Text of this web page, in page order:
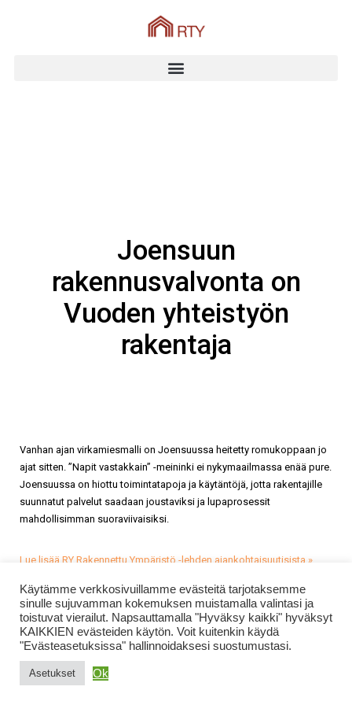
Joensuun
rakennusvalvonta on
Vuoden yhteistyön
rakentaja
Vanhan ajan virkamiesmalli on Joensuussa heitetty romukoppaan jo
ajat sitten. ”Napit vastakkain” -meininki ei nykymaailmassa enää pure.
Joensuussa on hiottu toimintatapoja ja käytäntöjä, jotta rakentajille
suunnatut palvelut saadaan joustaviksi ja lupaprosessit
mahdollisimman suoraviivaisiksi.
Lue lisää RY Rakennettu Ympäristö -lehden ajankohtaisuutisista »
Käytämme verkkosivuillamme evästeitä tarjotaksemme
sinulle sujuvamman kokemuksen muistamalla valintasi ja
toistuvat vierailut. Napsauttamalla "Hyväksy kaikki" hyväksyt
KAIKKIEN evästeiden käytön. Voit kuitenkin käydä
"Evästeasetuksissa" hallinnoidaksesi suostumustasi.
Asetukset Ok